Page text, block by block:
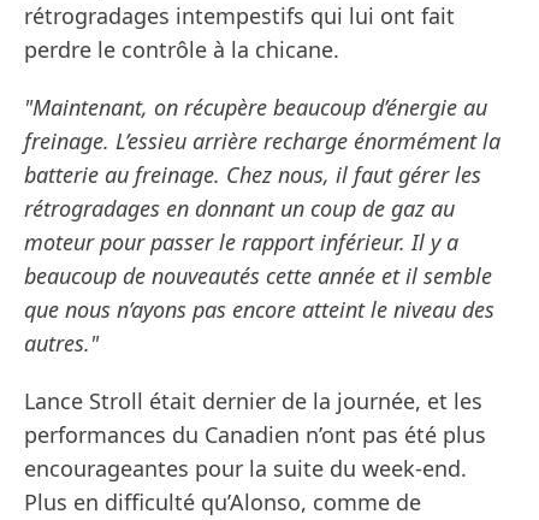
rétrogradages intempestifs qui lui ont fait
perdre le contrôle à la chicane.
"Maintenant, on récupère beaucoup d’énergie au
freinage. L’essieu arrière recharge énormément la
batterie au freinage. Chez nous, il faut gérer les
rétrogradages en donnant un coup de gaz au
moteur pour passer le rapport inférieur. Il y a
beaucoup de nouveautés cette année et il semble
que nous n’ayons pas encore atteint le niveau des
autres."
Lance Stroll était dernier de la journée, et les
performances du Canadien n’ont pas été plus
encourageantes pour la suite du week-end.
Plus en difficulté qu’Alonso, comme de